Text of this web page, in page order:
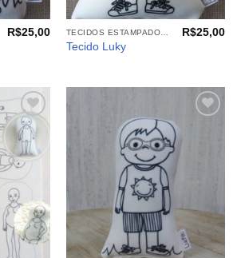
R$25,00
Tecido Luky
R$25,00
Adicionar
aos
meus
desejos
Adicionar